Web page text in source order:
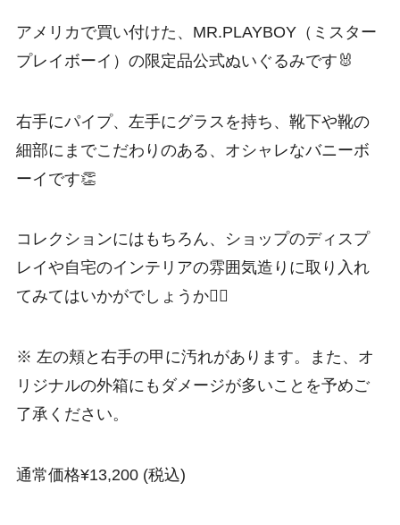
アメリカで買い付けた、MR.PLAYBOY（ミスター
プレイボーイ）の限定品公式ぬいぐるみです🐰
右手にパイプ、左手にグラスを持ち、靴下や靴の
細部にまでこだわりのある、オシャレなバニーボ
ーイです👏
コレクションにはもちろん、ショップのディスプ
レイや自宅のインテリアの雰囲気造りに取り入れ
てみてはいかがでしょうか❤️‍🔥
※ 左の頬と右手の甲に汚れがあります。また、オ
リジナルの外箱にもダメージが多いことを予めご
了承ください。
通常価格¥13,200 (税込)